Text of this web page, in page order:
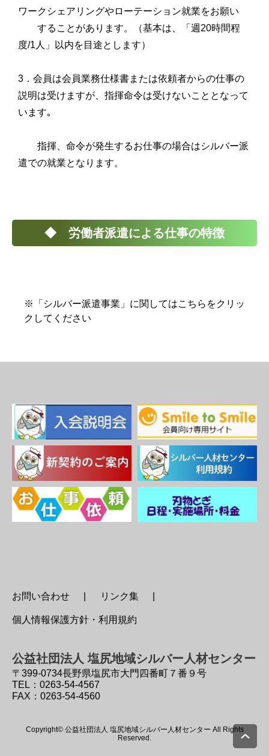
ワークシェアリングやローテーション就業をお願い
することがあります。（基本は、「週20時間程
度/1人」以内を目途とします）
3．会員は会員業務仕様書または依頼者からの仕事の
説明は受けますが、指揮命令は受けないこととなって
います｡
指揮、命令が発生するお仕事の場合はシルバー派
遣での就業となります。
◆ 労働者派遣による仕事の特徴
※「シルバー派遣事業」に関してはこちらをクリッ
クしてください
お問い合わせ リンク集
個人情報保護方針・利用規約
公益社団法人 塩尻地域シルバー人材センター
〒399-0734長野県塩尻市大門四番町７番９号
TEL：0263-54-4567
FAX：0263-54-4560
Copyright© 公益社団法人 塩尻地域シルバー人材センター All Rights
Reserved.